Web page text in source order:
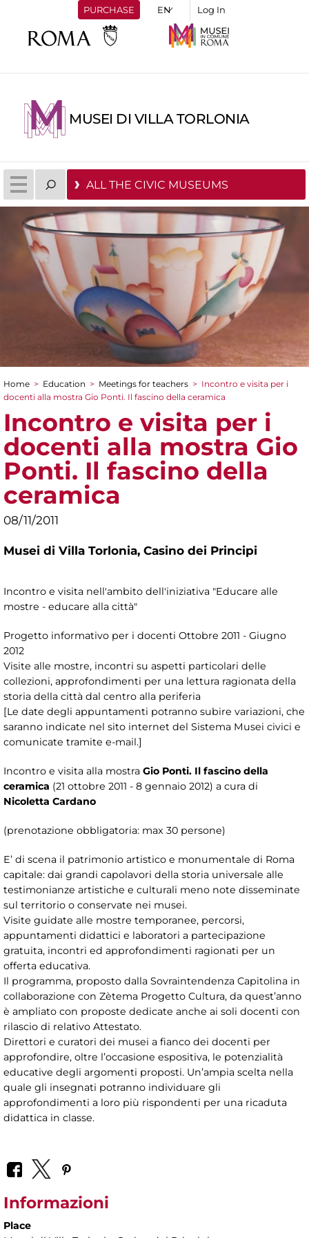
PURCHASE Log In
MUSEI DI VILLA TORLONIA
ALL THE CIVIC MUSEUMS
You are here
Home > Education > Meetings for teachers > Incontro e visita per i
docenti alla mostra Gio Ponti. Il fascino della ceramica
Incontro e visita per i
docenti alla mostra Gio
Ponti. Il fascino della
ceramica
08/11/2011
Musei di Villa Torlonia, Casino dei Principi
Incontro e visita nell'ambito dell'iniziativa "Educare alle
mostre - educare alla città"
Progetto informativo per i docenti Ottobre 2011 - Giugno
2012
Visite alle mostre, incontri su aspetti particolari delle
collezioni, approfondimenti per una lettura ragionata della
storia della città dal centro alla periferia
[Le date degli appuntamenti potranno subire variazioni, che
saranno indicate nel sito internet del Sistema Musei civici e
comunicate tramite e-mail.]
Incontro e visita alla mostra Gio Ponti. Il fascino della
ceramica (21 ottobre 2011 - 8 gennaio 2012) a cura di
Nicoletta Cardano
(prenotazione obbligatoria: max 30 persone)
E’ di scena il patrimonio artistico e monumentale di Roma
capitale: dai grandi capolavori della storia universale alle
testimonianze artistiche e culturali meno note disseminate
sul territorio o conservate nei musei.
Visite guidate alle mostre temporanee, percorsi,
appuntamenti didattici e laboratori a partecipazione
gratuita, incontri ed approfondimenti ragionati per un
offerta educativa.
Il programma, proposto dalla Sovraintendenza Capitolina in
collaborazione con Zètema Progetto Cultura, da quest’anno
è ampliato con proposte dedicate anche ai soli docenti con
rilascio di relativo Attestato.
Direttori e curatori dei musei a fianco dei docenti per
approfondire, oltre l’occasione espositiva, le potenzialità
educative degli argomenti proposti. Un’ampia scelta nella
quale gli insegnati potranno individuare gli
approfondimenti a loro più rispondenti per una ricaduta
didattica in classe.
Informazioni
Place